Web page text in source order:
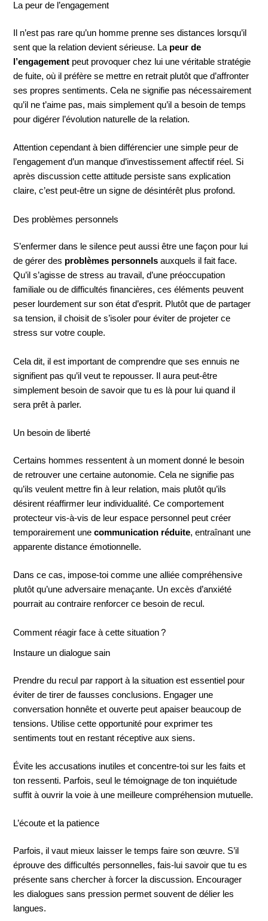
La peur de l’engagement
Il n’est pas rare qu’un homme prenne ses distances lorsqu’il
sent que la relation devient sérieuse. La peur de
l’engagement peut provoquer chez lui une véritable stratégie
de fuite, où il préfère se mettre en retrait plutôt que d’affronter
ses propres sentiments. Cela ne signifie pas nécessairement
qu’il ne t’aime pas, mais simplement qu’il a besoin de temps
pour digérer l’évolution naturelle de la relation.
Attention cependant à bien différencier une simple peur de
l’engagement d’un manque d’investissement affectif réel. Si
après discussion cette attitude persiste sans explication
claire, c’est peut-être un signe de désintérêt plus profond.
Des problèmes personnels
S’enfermer dans le silence peut aussi être une façon pour lui
de gérer des problèmes personnels auxquels il fait face.
Qu’il s’agisse de stress au travail, d’une préoccupation
familiale ou de difficultés financières, ces éléments peuvent
peser lourdement sur son état d’esprit. Plutôt que de partager
sa tension, il choisit de s’isoler pour éviter de projeter ce
stress sur votre couple.
Cela dit, il est important de comprendre que ses ennuis ne
signifient pas qu’il veut te repousser. Il aura peut-être
simplement besoin de savoir que tu es là pour lui quand il
sera prêt à parler.
Un besoin de liberté
Certains hommes ressentent à un moment donné le besoin
de retrouver une certaine autonomie. Cela ne signifie pas
qu’ils veulent mettre fin à leur relation, mais plutôt qu’ils
désirent réaffirmer leur individualité. Ce comportement
protecteur vis-à-vis de leur espace personnel peut créer
temporairement unecommunication réduite, entraînant une
apparente distance émotionnelle.
Dans ce cas, impose-toi comme une alliée compréhensive
plutôt qu’une adversaire menaçante. Un excès d’anxiété
pourrait au contraire renforcer ce besoin de recul.
Comment réagir face à cette situation ?
Instaure un dialogue sain
Prendre du recul par rapport à la situation est essentiel pour
éviter de tirer de fausses conclusions. Engager une
conversation honnête et ouverte peut apaiser beaucoup de
tensions. Utilise cette opportunité pour exprimer tes
sentiments tout en restant réceptive aux siens.
Évite les accusations inutiles et concentre-toi sur les faits et
ton ressenti. Parfois, seul le témoignage de ton inquiétude
suffit à ouvrir la voie à une meilleure compréhension mutuelle.
L’écoute et la patience
Parfois, il vaut mieux laisser le temps faire son œuvre. S’il
éprouve des difficultés personnelles, fais-lui savoir que tu es
présente sans chercher à forcer la discussion. Encourager
les dialogues sans pression permet souvent de délier les
langues.